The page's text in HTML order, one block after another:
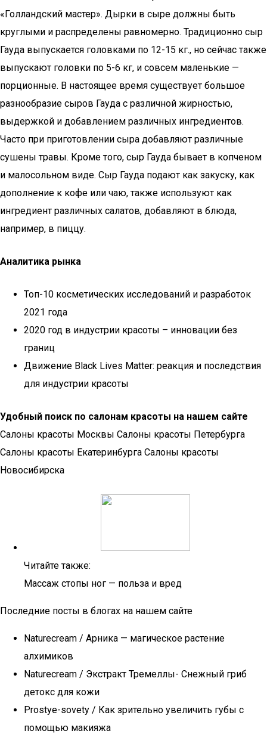
«Голландский мастер». Дырки в сыре должны быть
круглыми и распределены равномерно. Традиционно сыр
Гауда выпускается головками по 12-15 кг., но сейчас также
выпускают головки по 5-6 кг, и совсем маленькие —
порционные. В настоящее время существует большое
разнообразие сыров Гауда с различной жирностью,
выдержкой и добавлением различных ингредиентов.
Часто при приготовлении сыра добавляют различные
сушены травы. Кроме того, сыр Гауда бывает в копченом
и малосольном виде. Сыр Гауда подают как закуску, как
дополнение к кофе или чаю, также используют как
ингредиент различных салатов, добавляют в блюда,
например, в пиццу.
Аналитика рынка
Топ-10 косметических исследований и разработок
2021 года
2020 год в индустрии красоты – инновации без
границ
Движение Black Lives Matter: реакция и последствия
для индустрии красоты
Удобный поиск по салонам красоты на нашем сайте
Салоны красоты Москвы Салоны красоты Петербурга
Салоны красоты Екатеринбурга Салоны красоты
Новосибирска
Читайте также:
Массаж стопы ног — польза и вред
Последние посты в блогах на нашем сайте
Naturecream / Арника — магическое растение
алхимиков
Naturecream / Экстракт Тремеллы- Снежный гриб
детокс для кожи
Prostye-sovety / Как зрительно увеличить губы с
помощью макияжа